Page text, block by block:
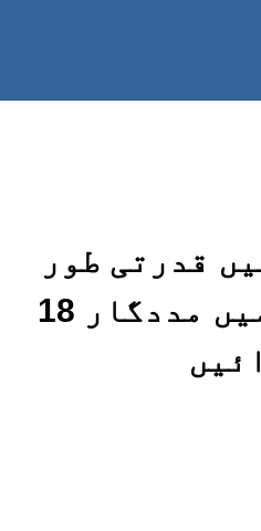
قدرتی طور
پر کمی لانے میں مددگار 18